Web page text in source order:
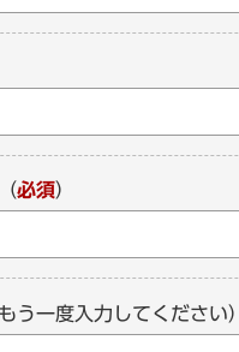
（必須）
う一度入力してください）